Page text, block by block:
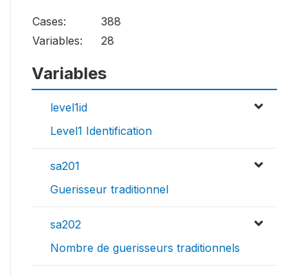
Cases:
388
Variables:
28
Variables
level1id
Level1 Identification
sa201
Guerisseur traditionnel
sa202
Nombre de guerisseurs traditionnels